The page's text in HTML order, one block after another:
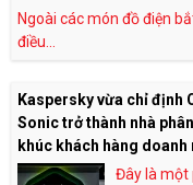
Ngoài các món đồ điện
điều...
Kaspersky vừa chỉ định
Sonic trở thành nhà
khúc khách hàng doanh
Đây là một